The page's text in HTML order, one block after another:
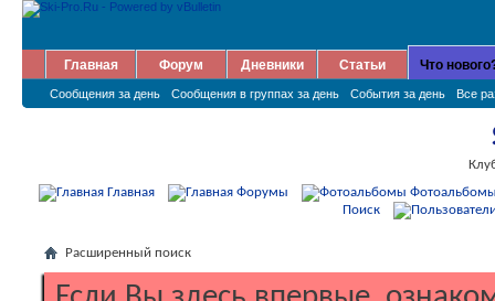
Главная Форум Дневники Статьи Что
Сообщения за день Сообщения в группах за день События за день Все
Главная
Форумы
Поиск
Расширенный поиск